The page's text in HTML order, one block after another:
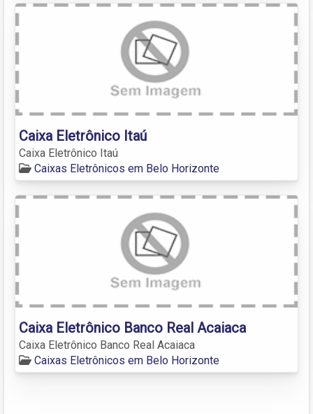
Caixa Eletrônico Itaú
Caixa Eletrônico Itaú
Caixas Eletrônicos em Belo Horizonte
Caixa Eletrônico Banco Real Acaiaca
Caixa Eletrônico Banco Real Acaiaca
Caixas Eletrônicos em Belo Horizonte